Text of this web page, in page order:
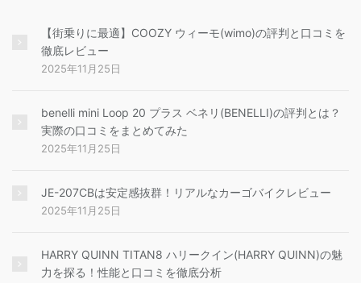
【街乗りに最適】COOZY ウィーモ(wimo)の評判と口コミを
徹底レビュー
2025年11月25日
benelli mini Loop 20 プラス ベネリ(BENELLI)の評判とは？
実際の口コミをまとめてみた
2025年11月25日
JE-207CBは安定感抜群！リアルなカーゴバイクレビュー
2025年11月25日
HARRY QUINN TITAN8 ハリークイン(HARRY QUINN)の魅
力を探る！性能と口コミを徹底分析